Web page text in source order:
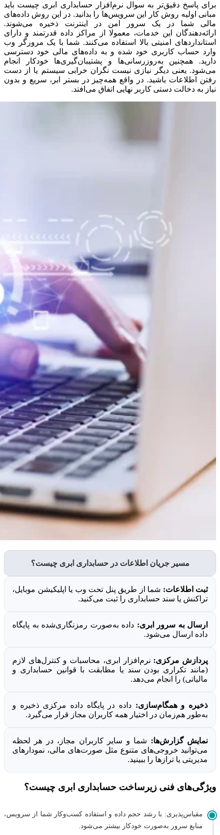
برای پاسخ دقیق‌تر به سوال نرم‌افزار حسابداری ابری چیست باید
مبانی اولیه روش کار این سرویس‌ها را بدانید. در این روش داده‌های
مالی شما در یک سرور امن در اینترنت ذخیره می‌شوند.
ارائه‌دهندگان این خدمات، معمولا از مراکز داده قدرتمند و دارای
استانداردهای امنیتی بالا استفاده می‌کنند. شما با یک مرورگر وب
وارد حساب کاربری خود شده و به داده‌های مالی خود دسترسی
دارید. همچنین به‌روزرسانی‌ها و پشتیبان‌گیری‌ها خودکار انجام
می‌شود. یعنی دیگر نیازی نیست نگران خرابی سیستم یا از دست
رفتن اطلاعات باشید. در واقع همه‌چیز در بستر ابر، سریع و بدون
نیاز به دخالت دستی کاربر نهایی اتفاق می‌افتد.
مسیر جریان اطلاعات در حسابداری ابری چیست؟
ثبت اطلاعات: شما از طریق پنل تحت وب یا اپلیکیشن موبایل،
تراکنش یا سند حسابداری را ثبت می‌کنید.
ارسال به سرور ابری: داده به‌صورت رمزنگاری‌شده به پایگاه
داده ارسال می‌شود.
پردازش مرکزی: نرم‌افزار ابری، محاسبات و کنترل‌های لازم
(مانند تکراری بودن سند یا مطابقت با قوانین حسابداری و
مالیاتی) را انجام می‌دهد.
ذخیره و همگام‌سازی: داده در پایگاه داده مرکزی ذخیره و
به‌طور هم‌زمان در اختیار همه کاربران مجاز قرار می‌گیرد.
نمایش گزارش‌ها: شما و سایر کاربران مجاز، در هر لحظه
می‌توانید خروجی‌های متنوع مثل صورت‌های مالی، نمودارهای
مدیریتی یا ترازها را ببینید.
ویژگی‌های فنی زیرساخت حسابداری ابری چیست؟
مقیاس‌پذیری: با رشد حجم داده و استفاده کسب‌وکار شما از سرویس،
منابع سرور به‌صورت خودکار بیشتر می‌شود.